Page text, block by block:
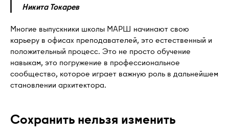
Никита Токарев
Многие выпускники школы МАРШ начинают свою
карьеру в офисах преподавателей, это естественный и
положительный процесс. Это не просто обучение
навыкам, это погружение в профессиональное
сообщество, которое играет важную роль в дальнейшем
становлении архитектора.
Сохранить нельзя изменить